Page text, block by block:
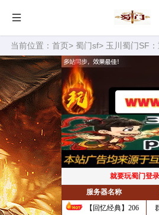
当前位置： 首页> 蜀门sf> 玉川蜀门SF